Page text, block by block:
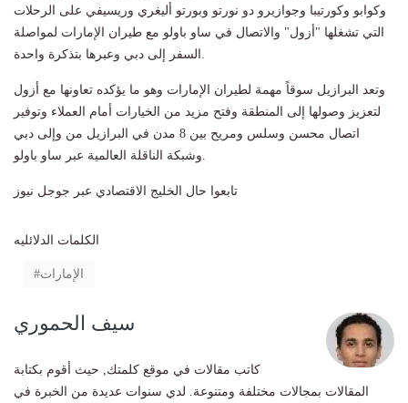
وكوابو وكورتيبا وجوازيرو دو نورتو وبورتو أليغري وريسيفي على الرحلات
التي تشغلها "أزول" والاتصال في ساو باولو مع طيران الإمارات لمواصلة
السفر إلى دبي وعبرها بتذكرة واحدة.
وتعد البرازيل سوقاً مهمة لطيران الإمارات وهو ما يؤكده تعاونها مع أزول
لتعزيز وصولها إلى المنطقة وفتح مزيد من الخيارات أمام العملاء وتوفير
اتصال محسن وسلس ومريح بين 8 مدن في البرازيل من وإلى دبي
وشبكة الناقلة العالمية عبر ساو باولو.
تابعوا حال الخليج الاقتصادي عبر جوجل نيوز
الكلمات الدلائليه
الإمارات
سيف الحموري
كاتب مقالات في موقع كلمتك, حيث أقوم بكتابة
المقالات بمجالات مختلفة ومتنوعة. لدي سنوات عديدة من الخبرة في